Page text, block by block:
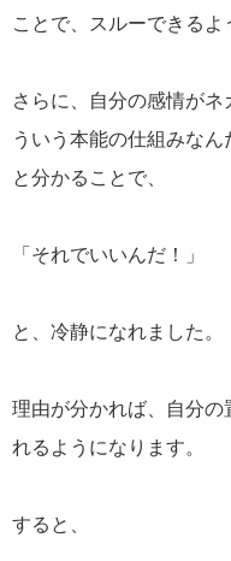
ことで、スルーできるよ
さらに、自分の感情が
ういう本能の仕組みなん
と分かることで、
「それでいいんだ！」
と、冷静になれました。
理由が分かれば、自分
れるようになります。
すると、